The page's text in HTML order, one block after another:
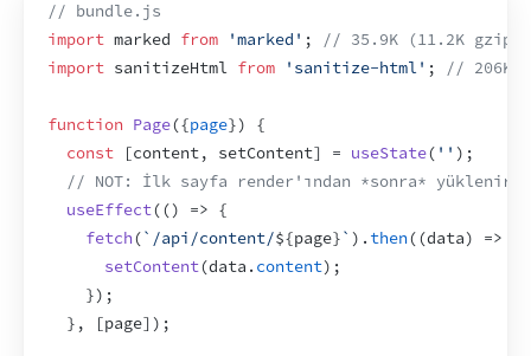
// bundle.js
import marked from 'marked' ;
// 35.9K (11.2K
import sanitizeHtml from 'sanitize-html' ; // 206K
function Page({page})
{
const
[content, setContent] = useState( '' ) ;
// NOT: İlk sayfa render'ından *sonra* yüklenir.
useEffect(() => {
fetch(`/api/content/${page}` ) . then((data) =>
setContent(data . content) ;
}) ;
} , [page] ) ;